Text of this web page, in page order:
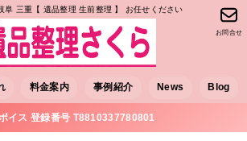
阜 三重【 遺品整理 生前整理 】 お任せください
料金案内 事例紹介 News Blog
お問合せ
イス 登録番号 T8810337780801